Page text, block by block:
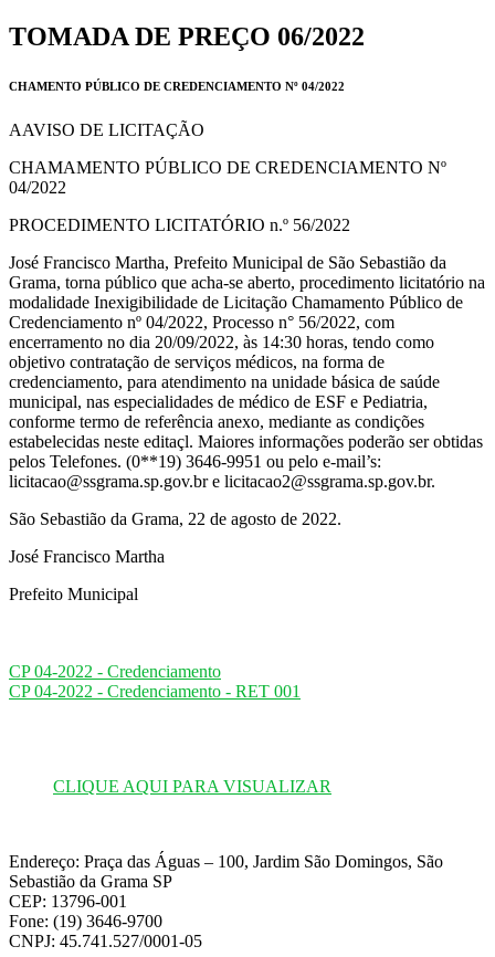
TOMADA DE PREÇO 06/2022
CHAMENTO PÚBLICO DE CREDENCIAMENTO Nº 04/2022
AAVISO DE LICITAÇÃO
CHAMAMENTO PÚBLICO DE CREDENCIAMENTO Nº
04/2022
PROCEDIMENTO LICITATÓRIO n.º 56/2022
José Francisco Martha, Prefeito Municipal de São Sebastião da
Grama, torna público que acha-se aberto, procedimento licitatório na
modalidade Inexigibilidade de Licitação Chamamento Público de
Credenciamento nº 04/2022, Processo n° 56/2022, com
encerramento no dia 20/09/2022, às 14:30 horas, tendo como
objetivo contratação de serviços médicos, na forma de
credenciamento, para atendimento na unidade básica de saúde
municipal, nas especialidades de médico de ESF e Pediatria,
conforme termo de referência anexo, mediante as condições
estabelecidas neste editaçl. Maiores informações poderão ser obtidas
pelos Telefones. (0**19) 3646-9951 ou pelo e-mail’s:
licitacao@ssgrama.sp.gov.br e licitacao2@ssgrama.sp.gov.br.
São Sebastião da Grama, 22 de agosto de 2022.
José Francisco Martha
Prefeito Municipal
CP 04-2022 - Credenciamento
CP 04-2022 - Credenciamento - RET 001
CLIQUE AQUI PARA VISUALIZAR
Endereço: Praça das Águas – 100, Jardim São Domingos, São
Sebastião da Grama SP
CEP: 13796-001
Fone: (19) 3646-9700
CNPJ: 45.741.527/0001-05